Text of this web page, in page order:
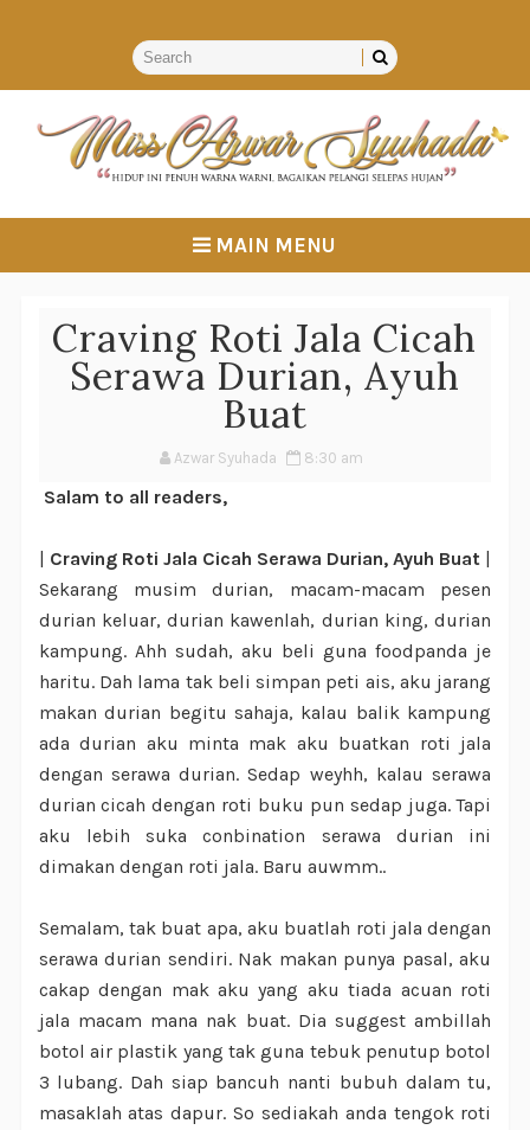
MAIN MENU
Craving Roti Jala Cicah
Serawa Durian, Ayuh
Buat
Azwar Syuhada 8:30 am
Salam to all readers,
| Craving Roti Jala Cicah Serawa Durian, Ayuh Buat |
Sekarang musim durian, macam-macam pesen
durian keluar, durian kawenlah, durian king, durian
kampung. Ahh sudah, aku beli guna foodpanda je
haritu. Dah lama tak beli simpan peti ais, aku jarang
makan durian begitu sahaja, kalau balik kampung
ada durian aku minta mak aku buatkan roti jala
dengan serawa durian. Sedap weyhh, kalau serawa
durian cicah dengan roti buku pun sedap juga. Tapi
aku lebih suka conbination serawa durian ini
dimakan dengan roti jala. Baru auwmm..
Semalam, tak buat apa, aku buatlah roti jala dengan
serawa durian sendiri. Nak makan punya pasal, aku
cakap dengan mak aku yang aku tiada acuan roti
jala macam mana nak buat. Dia suggest ambillah
botol air plastik yang tak guna tebuk penutup botol
3 lubang. Dah siap bancuh nanti bubuh dalam tu,
masaklah atas dapur. So sediakah anda tengok roti